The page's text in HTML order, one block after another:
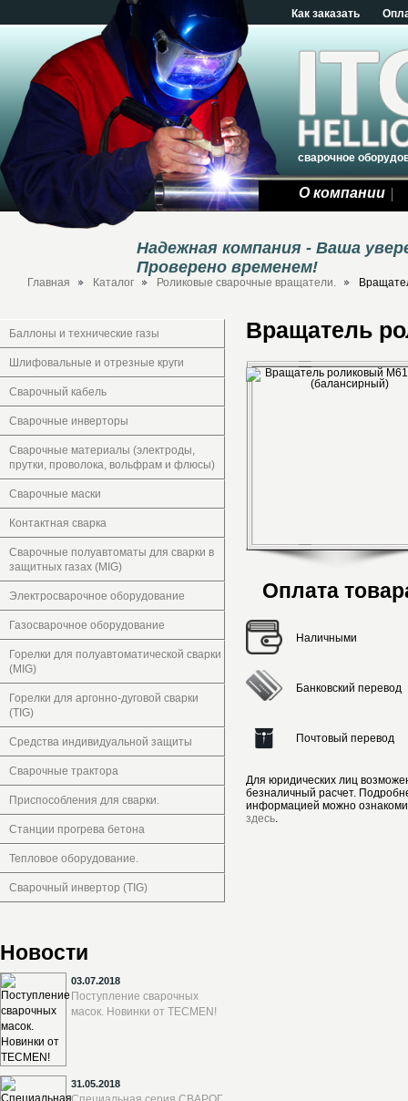
Как заказать
сварочное
О компании
Надежная компания - Ваша
Проверено временем!
Главная Каталог Роликовые сварочные вращатели.
Баллоны и технические газы
Шлифовальные и отрезные круги
Сварочный кабель
Сварочные инверторы
Сварочные материалы (электроды,
прутки, проволока, вольфрам и флюсы)
Сварочные маски
Контактная сварка
Сварочные полуавтоматы для сварки в
защитных газах (MIG)
Электросварочное оборудование
Газосварочное оборудование
Горелки для полуавтоматической сварки
(MIG)
Горелки для аргонно-дуговой сварки
(TIG)
Средства индивидуальной защиты
Сварочные трактора
Приспособления для сварки.
Станции прогрева бетона
Тепловое оборудование.
Сварочный инвертор (TIG)
Новости
03.07.2018
Поступление сварочных
масок. Новинки от TECMEN!
31.05.2018
Вращатель
Оплата
Наличными
Банковский перевод
Почтовый перевод
Для юридических лиц
безналичный расчет.
информацией можно
здесь.